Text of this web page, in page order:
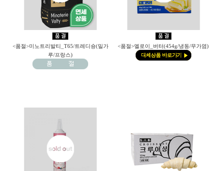
<품절>미노트리발티_T65/트레디숑(밀가
루/프랑스)
<품절>엘로이_버터(454g/냉동/무가염)